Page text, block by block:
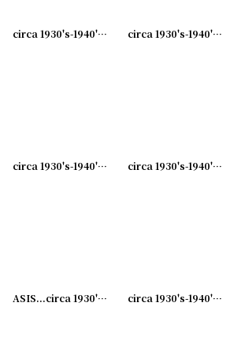
circa 1930's-1940's Advertising Bill Hook HILGEMEIER'S... アドバタイジング フック 伝票ホルダー circa 1930's-1940's Advertising Bill Hook MARSH... アドバタイジング フック 伝票ホルダー
circa 1930's-1940's Advertising Bill Hook RICHELIEU... アドバタイジング フック 伝票ホルダー circa 1930's-1940's Advertising Bill Hook ASK FOR WALKER... アドバタイジング フック 伝票ホルダー
ASIS...circa 1930's-1940's Advertising Bill Hook LEONARD,... アドバタイジング フック 伝票ホルダー circa 1930's-1940's Advertising Bill Hook LET US FIGURE.. アドバタイジング フック 伝票ホルダー